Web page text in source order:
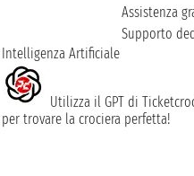
Assistenza
Supporto
Intelligenza Artificiale
Utilizza il GPT di
per trovare la crociera perfetta!